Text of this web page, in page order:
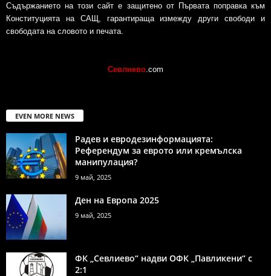
Съдържанието на този сайт е защитено от Първата поправка към
Конституцията на САЩ, гарантираща измежду други свободи и
свободата на словото и печата.
Севлиево .com
EVEN MORE NEWS
Радев и евродезинформацията:
Референдум за еврото или кремълска
манипулация?
9 май, 2025
Ден на Европа 2025
9 май, 2025
ФК „Севлиево“ надви ОФК „Павликени“ с
2:1